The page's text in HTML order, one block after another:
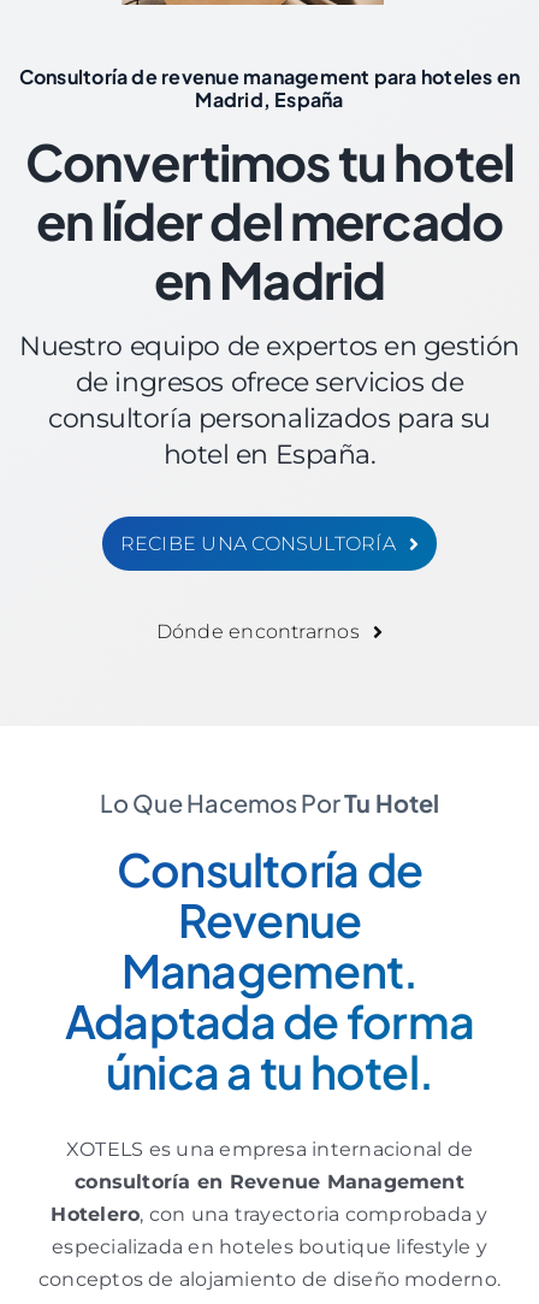
Consultoría de revenue management para hoteles en
Madrid, España
Convertimos tu hotel
en líder del mercado
en Madrid
Nuestro equipo de expertos en gestión
de ingresos ofrece servicios de
consultoría personalizados para su
hotel en España.
RECIBE UNA CONSULTORÍA
Dónde encontrarnos
Lo Que Hacemos PorTu Hotel
Consultoría de
Revenue
Management.
Adaptada de forma
única a tu hotel.
XOTELS es una empresa internacional de
consultoría en Revenue Management
Hotelero, con una trayectoria comprobada y
especializada en hoteles boutique lifestyle y
conceptos de alojamiento de diseño moderno.